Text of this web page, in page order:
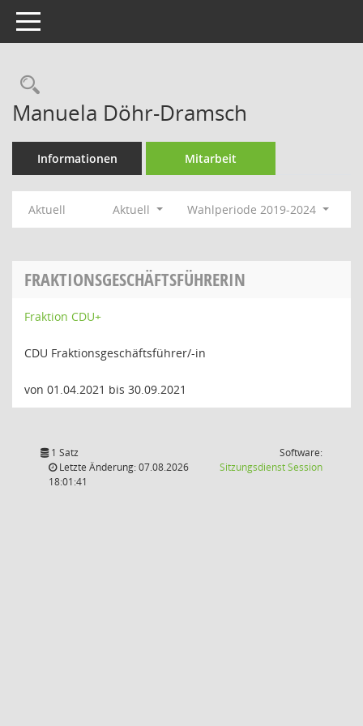
Toggle navigation
Rechercheauswahl
Manuela Döhr-Dramsch
Informationen Mitarbeit
Aktuell Aktuell Wahlperiode 2019-2024
FRAKTIONSGESCHÄFTSFÜHRERIN
Fraktion CDU+
CDU Fraktionsgeschäftsführer/-in
von 01.04.2021 bis 30.09.2021
1 Satz
Letzte Änderung: 07.08.2026
18:01:41
Software:
SitzungsdienstSession(Wird in